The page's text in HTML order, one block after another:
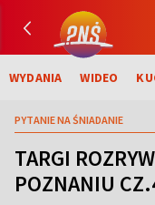
WYDANIA WIDEO
PYTANIE NA ŚNIADANIE
TARGI
POZNANIU